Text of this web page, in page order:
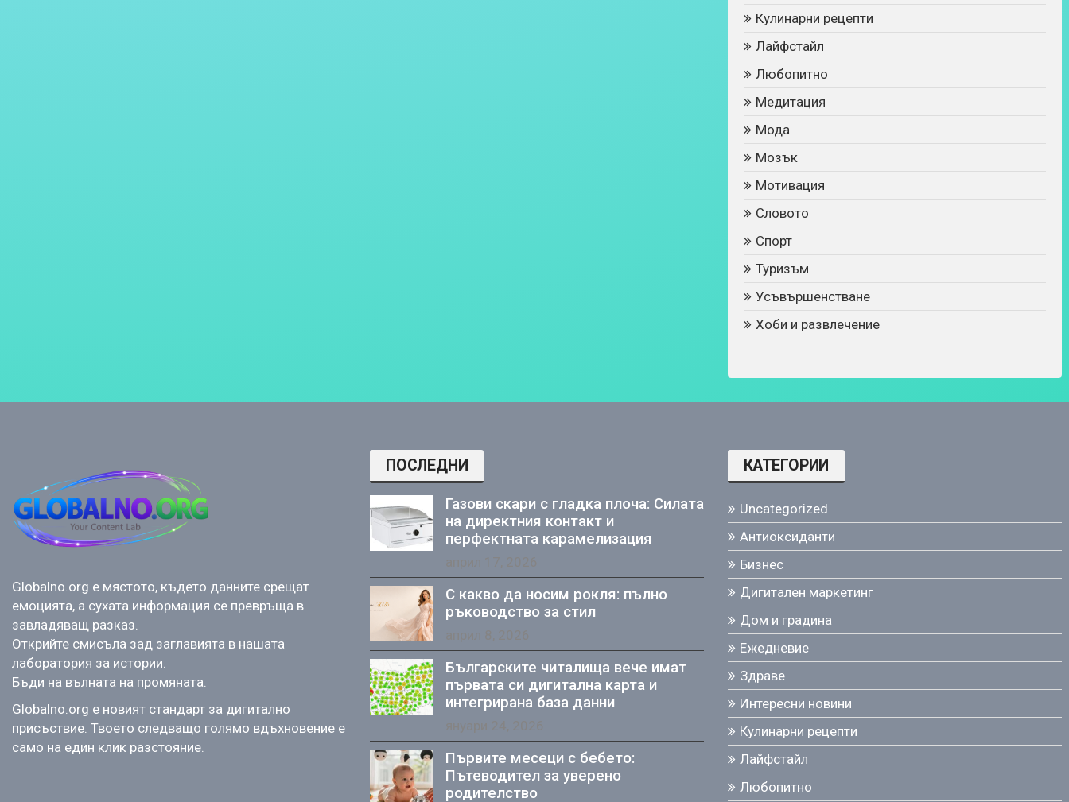
Кулинарни рецепти
Лайфстайл
Любопитно
Медитация
Мода
Мозък
Мотивация
Словото
Спорт
Туризъм
Усъвършенстване
Хоби и развлечение
Globalno.org е мястото, където данните срещат
емоцията, а сухата информация се превръща в
завладяващ разказ.
Открийте смисъла зад заглавията в нашата
лаборатория за истории.
Бъди на вълната на промяната.
Globalno.org е новият стандарт за дигитално
присъствие. Твоето следващо голямо вдъхновение е
само на един клик разстояние.
ПОСЛЕДНИ
Газови скари с гладка плоча: Силата
на директния контакт и
перфектната карамелизация
април 17, 2026
С какво да носим рокля: пълно
ръководство за стил
април 8, 2026
Българските читалища вече имат
първата си дигитална карта и
интегрирана база данни
януари 24, 2026
Първите месеци с бебето:
Пътеводител за уверено
родителство
КАТЕГОРИИ
Uncategorized
Антиоксиданти
Бизнес
Дигитален маркетинг
Дом и градина
Ежедневие
Здраве
Интересни новини
Кулинарни рецепти
Лайфстайл
Любопитно